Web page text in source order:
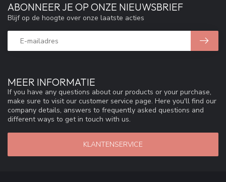
MEER INFORMATIE
If you have any questions about our products or your purchase,
make sure to visit our customer service page. Here you'll find our
company details, answers to frequently asked questions and
different ways to get in touch with us.
KLANTENSERVICE
ABONNEER JE OP ONZE NIEUWSBRIEF
Blijf op de hoogte over onze laatste acties